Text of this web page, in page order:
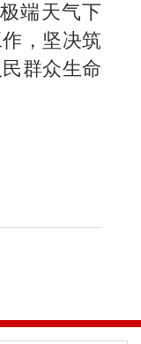
端天气下
，坚决筑
群众生命